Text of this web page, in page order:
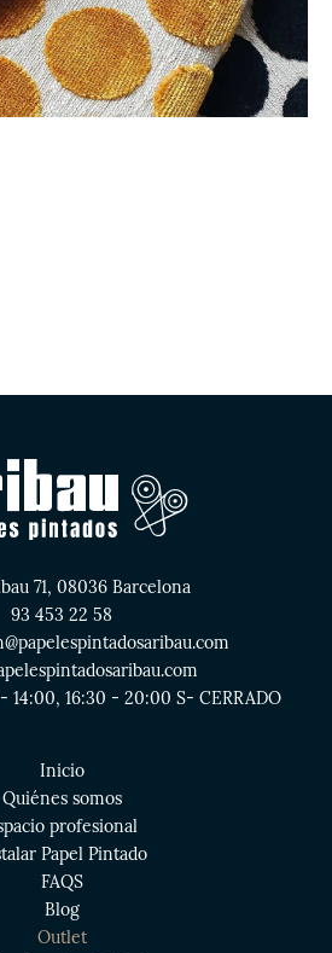
71, 08036 Barcelona
93 453 22 58
14:00, 16:30 - 20:00 S- CERRADO
Inicio
Quiénes somos
profesional
Papel Pintado
FAQS
Blog
Outlet